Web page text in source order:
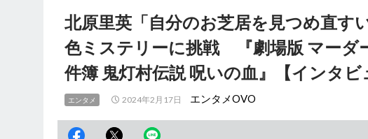
北原里英「自分のお芝居を見つめ直
色ミステリーに挑戦 『劇場版 マーダ
件簿 鬼灯村伝説 呪いの血』【インタビ
エンタメ 2024年2月17日 エンタメOVO